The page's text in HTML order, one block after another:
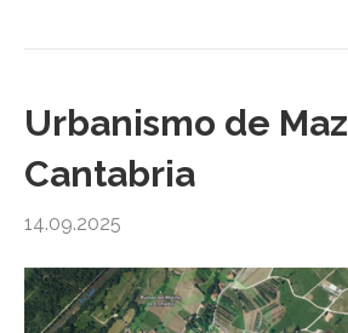
Urbanismo de
Cantabria
14.09.2025